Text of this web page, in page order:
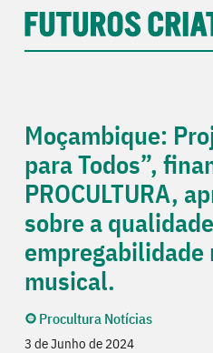
Moçambique:
para Todos”,
PROCULTURA,
sobre a
empregabilidade
musical.
Procultura Notícias
3 de Junho de 2024